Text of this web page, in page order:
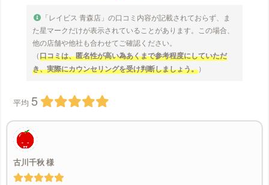
「レイビス 青森店」の口コミ内容が記載されておらず、ま
た星マークだけが表示されていることがあります。この場合、
他の店舗や他社も合わせてご確認ください。
（口コミは、匿名性が高い為あくまで参考程度にしていただ
き、実際にカウンセリングを受け判断しましょう。）
平均 5
古川千秋